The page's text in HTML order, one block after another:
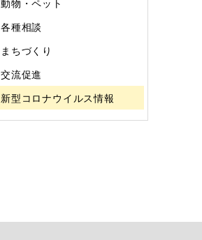
各種相談
まちづくり
交流促進
新型コロナウイルス情報